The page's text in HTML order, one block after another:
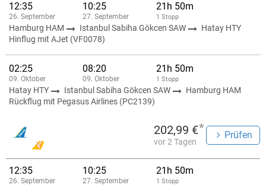
12:35
26. September
10:25
27. September
21h 50m
1 Stopp
Hamburg HAM Istanbul Sabiha Gökcen SAW
Hatay HTY
Hinflug mit AJet (VF0078)
02:25
09. Oktober
08:20
09. Oktober
21h 50m
1 Stopp
Hatay HTY Istanbul Sabiha Gökcen SAW
Hamburg HAM
Rückflug mit Pegasus Airlines (PC2139)
202,99 €*
vor 2 Tagen
Prüfen
12:35
26. September
10:25
27. September
21h 50m
1 Stopp